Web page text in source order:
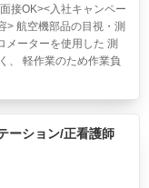
接OK><入社キャンペー
> 航空機部品の目視・測
メーターを使用した 測
、 軽作業のため作業負
ーション/正看護師